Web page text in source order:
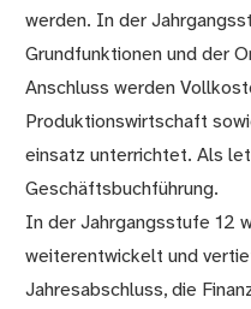
werden. In der
Grundfunktionen und der
Anschluss werden
Produktionswirtschaft
einsatz unterrichtet. Als
Geschäftsbuchführung.
In der Jahrgangsstufe 12
weiterentwickelt und
Jahresabschluss, die